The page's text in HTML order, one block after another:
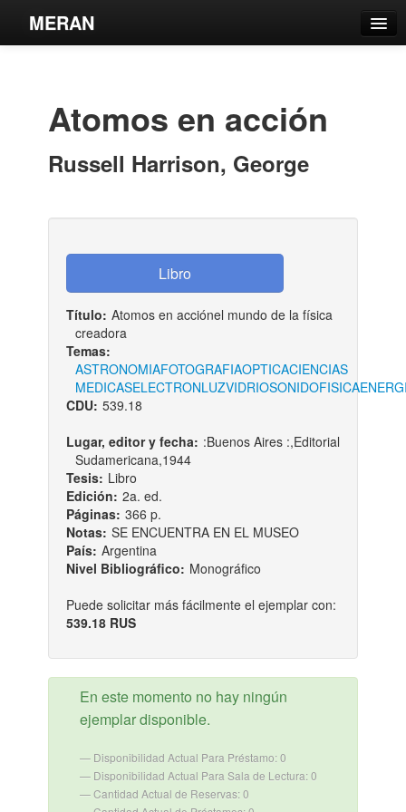
MERAN
Estantes Virtuales
Atomos en acción
Russell Harrison, George
Título: Atomos en acciónel mundo de la física
creadora
Temas:
ASTRONOMIAFOTOGRAFIAOPTICACIENCIAS
MEDICASELECTRONLUZVIDRIOSONIDOFISICA
CDU: 539.18
Lugar, editor y fecha: :Buenos Aires :,Editorial
Sudamericana,1944
Tesis: Libro
Edición: 2a. ed.
Páginas: 366 p.
Notas: SE ENCUENTRA EN EL MUSEO
País: Argentina
Nivel Bibliográfico: Monográfico
Puede solicitar más fácilmente el ejemplar con:
539.18 RUS
En este momento no hay ningún
ejemplar disponible.
Disponibilidad Actual Para Préstamo: 0
Disponibilidad Actual Para Sala de Lectura: 0
Cantidad Actual de Reservas: 0